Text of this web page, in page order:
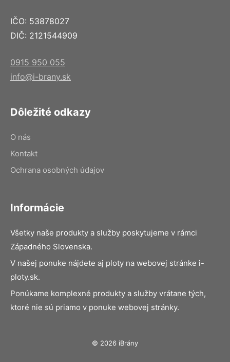
IČO: 53878027
DIČ: 2121544909
0915 950 055
info@i-brany.sk
Dôležité odkazy
O nás
Kontakt
Ochrana osobných údajov
Informácie
Všetky naše produkty a služby poskytujeme v rámci
Západného Slovenska.
V našej ponuke nájdete aj ploty na webovej stránke i-
ploty.sk.
Ponúkame komplexné produkty a služby vrátane tých,
ktoré nie sú priamo v ponuke webovej stránky.
© 2026 iBrány